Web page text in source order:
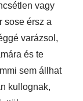
vagy
sose érsz a
varázsol,
és te
sem állhat
kullognak,